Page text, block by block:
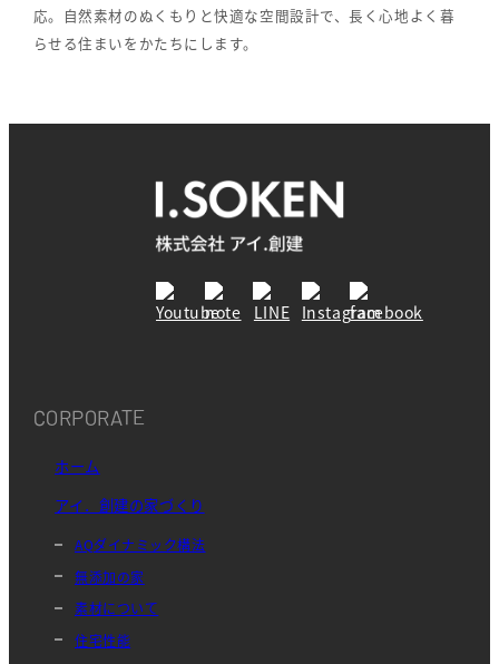
応。自然素材のぬくもりと快適な空間設計で、長く心地よく暮
らせる住まいをかたちにします。
CORPORATE
ホーム
アイ．創建の家づくり
AQダイナミック構法
無添加の家
素材について
住宅性能